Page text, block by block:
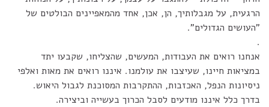
הרגעית, על מגבלותיך, הן, אכן, אחד מהמאפיינים הבולטים של
"העושים הגדולים".
.
אנחנו רואים את העבודות, המעשים, שהצליחו, שקבעו יתד
במציאות חיינו, שעיצבו את עולמנו. איננו רואים את מאות ואלפי
ניסיונות הנפל, האכזבות, ההתקרבות המסוכנת לגבול היאוש.
בדרך כלל איננו מודעים לסבל הכרוך בעשייה וביצירה.